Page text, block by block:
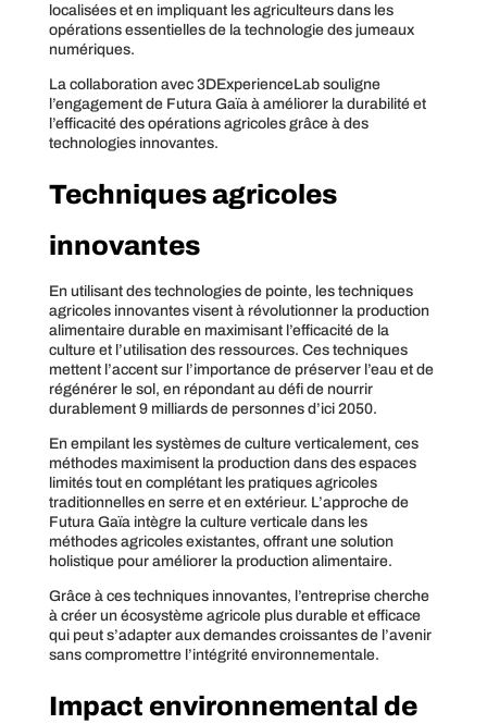
localisées et en impliquant les agriculteurs dans les
opérations essentielles de la technologie des jumeaux
numériques.
La collaboration avec 3DExperienceLab souligne
l’engagement de Futura Gaïa à améliorer la durabilité et
l’efficacité des opérations agricoles grâce à des
technologies innovantes.
Techniques agricoles
innovantes
En utilisant des technologies de pointe, les techniques
agricoles innovantes visent à révolutionner la production
alimentaire durable en maximisant l’efficacité de la
culture et l’utilisation des ressources. Ces techniques
mettent l’accent sur l’importance de préserver l’eau et de
régénérer le sol, en répondant au défi de nourrir
durablement 9 milliards de personnes d’ici 2050.
En empilant les systèmes de culture verticalement, ces
méthodes maximisent la production dans des espaces
limités tout en complétant les pratiques agricoles
traditionnelles en serre et en extérieur. L’approche de
Futura Gaïa intègre la culture verticale dans les
méthodes agricoles existantes, offrant une solution
holistique pour améliorer la production alimentaire.
Grâce à ces techniques innovantes, l’entreprise cherche
à créer un écosystème agricole plus durable et efficace
qui peut s’adapter aux demandes croissantes de l’avenir
sans compromettre l’intégrité environnementale.
Impact environnemental de